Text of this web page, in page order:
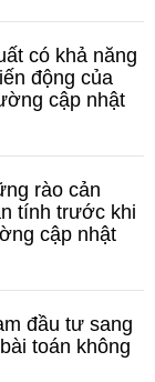
có khả năng
động của
cập nhật
rào cản
tính trước khi
cập nhật
đầu tư sang
toán không